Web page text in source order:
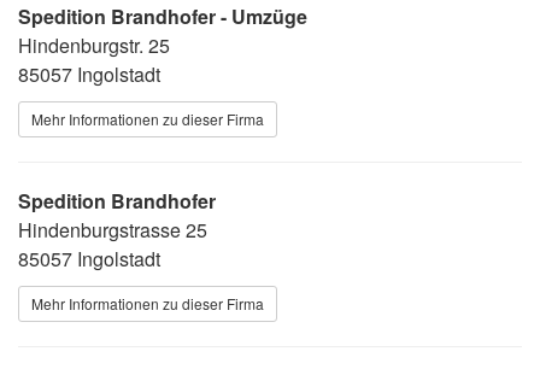
Spedition Brandhofer - Umzüge
Hindenburgstr. 25
85057 Ingolstadt
Mehr Informationen zu dieser Firma
Spedition Brandhofer
Hindenburgstrasse 25
85057 Ingolstadt
Mehr Informationen zu dieser Firma